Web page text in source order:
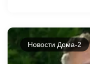
Новости Дома-2